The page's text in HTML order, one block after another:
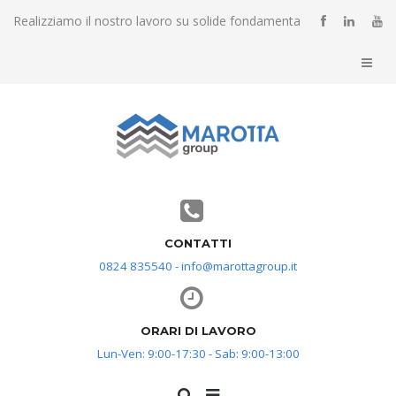
Realizziamo il nostro lavoro su solide fondamenta
CONTATTI
0824 835540 - info@marottagroup.it
ORARI DI LAVORO
Lun-Ven: 9:00-17:30 - Sab: 9:00-13:00